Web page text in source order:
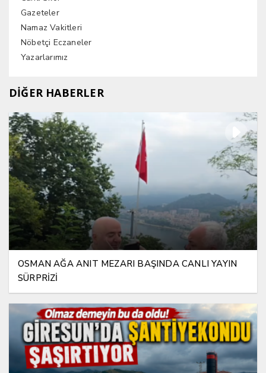
Gazeteler
Namaz Vakitleri
Nöbetçi Eczaneler
Yazarlarımız
DİĞER HABERLER
OSMAN AĞA ANIT MEZARI BAŞINDA CANLI YAYIN
SÜRPRİZİ